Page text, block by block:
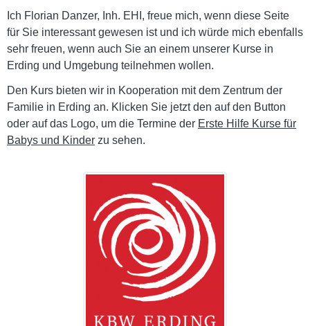
Ich Florian Danzer, Inh. EHI, freue mich, wenn diese Seite
für Sie interessant gewesen ist und ich würde mich ebenfalls
sehr freuen, wenn auch Sie an einem unserer Kurse in
Erding und Umgebung teilnehmen wollen.
Den Kurs bieten wir in Kooperation mit dem Zentrum der
Familie in Erding an. Klicken Sie jetzt den auf den Button
oder auf das Logo, um die Termine der Erste Hilfe Kurse für
Babys und Kinder zu sehen.